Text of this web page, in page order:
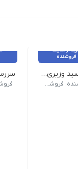
از سایت
فروشنده
سر رسید وزیری سلفون طلاکوب
فروشنده: فروشکاه ویکی تحریر
وزن 450 گرم| نام محصول سررسید ترمو رقعی 1404| ابعاد 20×14 جنس جلد| ترمو